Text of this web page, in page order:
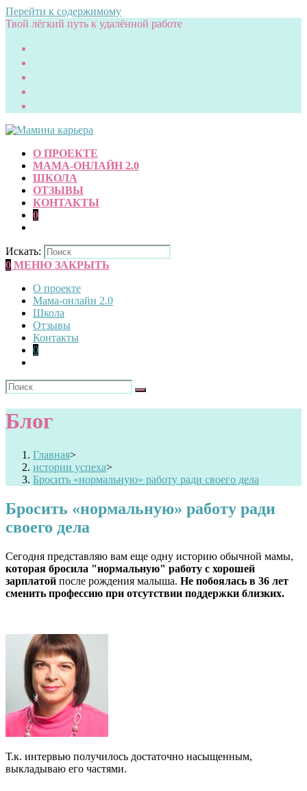
Перейти к содержимому
Твой лёгкий путь к удалённой работе
О ПРОЕКТЕ
МАМА-ОНЛАЙН 2.0
ШКОЛА
ОТЗЫВЫ
КОНТАКТЫ
0
Искать:
0 МЕНЮ ЗАКРЫТЬ
О проекте
Мама-онлайн 2.0
Школа
Отзывы
Контакты
0
Блог
Главная>
истории успеха>
Бросить «нормальную» работу ради своего дела
Бросить «нормальную» работу ради
своего дела
Сегодня представляю вам еще одну историю обычной мамы,
которая бросила "нормальную" работу с хорошей
зарплатой после рождения малыша. Не побоялась в 36 лет
сменить профессию при отсутствии поддержки близких.
Т.к. интервью получилось достаточно насыщенным,
выкладываю его частями.